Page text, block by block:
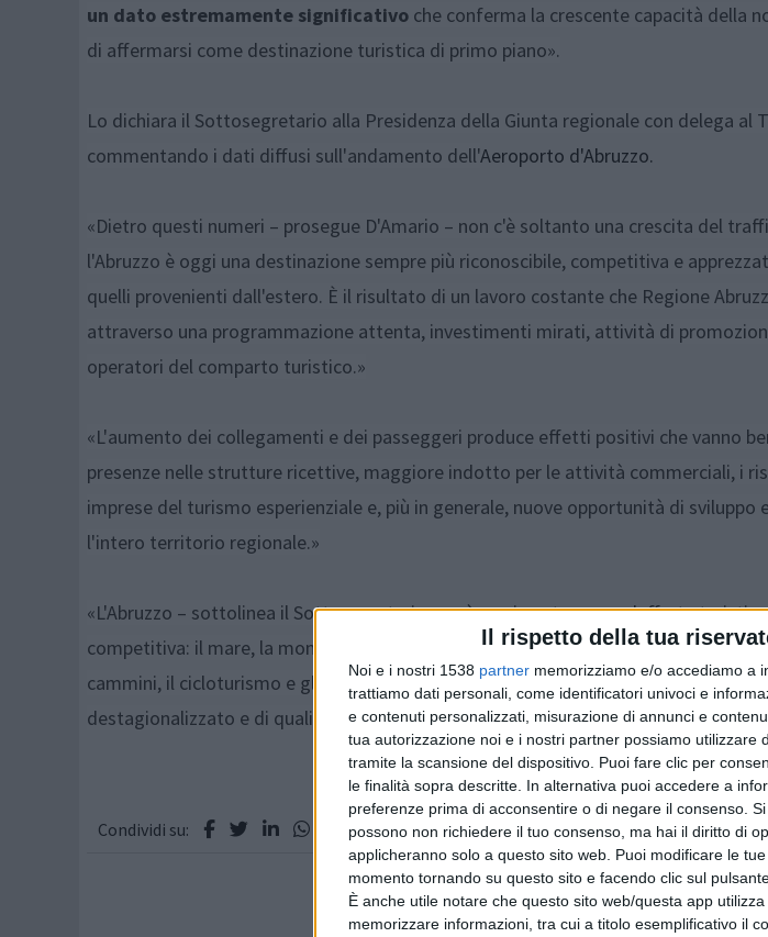
Il rispetto della tua
Noi e i nostri 1538 partner memorizziamo e/o accediamo a
trattiamo dati personali, come identificatori univoci e
e contenuti personalizzati, misurazione di annunci e
tua autorizzazione noi e i nostri partner possiamo utilizzare
tramite la scansione del dispositivo. Puoi fare clic per
le finalità sopra descritte. In alternativa puoi accedere a
preferenze prima di acconsentire o di negare il consenso.
possono non richiedere il tuo consenso, ma hai il diritto di
applicheranno solo a questo sito web. Puoi modificare le
momento tornando su questo sito e facendo clic sul
È anche utile notare che questo sito web/questa app
memorizzare informazioni, tra cui a titolo esemplificativo il
un dato estremamente significativo che conferma la crescente capacità della
di affermarsi come destinazione turistica di primo piano».
Lo dichiara il Sottosegretario alla Presidenza della Giunta regionale con delega al
commentando i dati diffusi sull'andamento dell'Aeroporto d'Abruzzo.
«Dietro questi numeri – prosegue D'Amario – non c'è soltanto una crescita del
l'Abruzzo è oggi una destinazione sempre più riconoscibile, competitiva e
quelli provenienti dall'estero. È il risultato di un lavoro costante che Regione
attraverso una programmazione attenta, investimenti mirati, attività di
operatori del comparto turistico.»
«L'aumento dei collegamenti e dei passeggeri produce effetti positivi che vanno
presenze nelle strutture ricettive, maggiore indotto per le attività commerciali, i
imprese del turismo esperienziale e, più in generale, nuove opportunità di sviluppo
l'intero territorio regionale.»
«L'Abruzzo – sottolinea il Sottosegretario – può oggi contare su un'offerta
competitiva: il mare, la montagna, i parchi nazionali, i borghi, il patrimonio storico
cammini, il cicloturismo e gli eventi rappresentano un sistema integrato capace
destagionalizzato e di qualità.»
Condividi su: